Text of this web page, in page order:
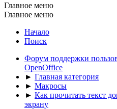
Главное меню
Главное меню
Начало
Поиск
Форум поддержки
OpenOffice
► Главная категория
► Макросы
► Как прочитать текст
экрану